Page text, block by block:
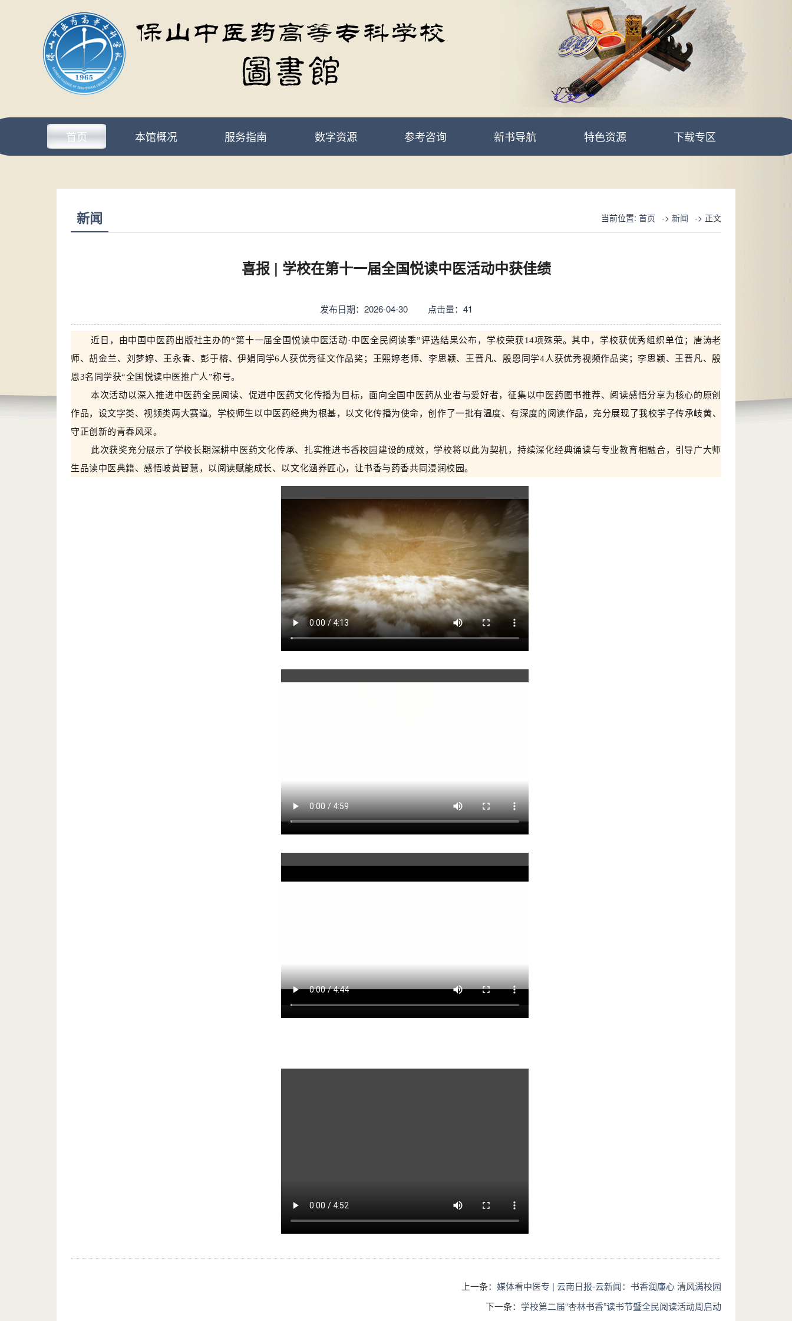
首页 本馆概况 服务指南 数字资源 参考咨询 新书导航 特色资源 下载专区
新闻 当前位置: 首页 -> 新闻 -> 正文
喜报 | 学校在第十一届全国悦读中医活动中获佳绩
发布日期：2026-04-30 点击量： 41
近日 ，由中国中医药出版社主办的“第十一届全国悦读中医活动·中医全民阅读季”评选结果公布，学校荣获14项殊荣。其中，学校获优秀组织单位 ； 唐涛老
师、胡金兰、 刘梦婷、王永香、彭于榕、伊娟同学6 人获优秀征文作品奖 ； 王熙婷老师、李思颖、王晋凡、殷恩同学4人获优秀视频作品奖 ；李思颖、王晋凡、殷
恩3名同学获“全国 悦读中医推广人”称号。
本次活动以深入推进中医药全民阅读、 促进中医药文化传播为目标，面向全国中医药从业者与爱好者，征集以中医药图书推荐、阅读感悟分享为核心的原创
作品，设文字类、视频类两大赛道。 学校师生以中医药经典为根基，以文化传播为使命，创作了一批有温度、有深度的阅读作品 ， 充分展现了我校学子传承岐黄、
守正创新的青春风采。
此次获奖充分展示了学校长期深耕中医药文化传承、扎实推进书香校园建设的成效，学校将以此为契机，持续深化经典诵读与专业教育相融合，引导广大师
生品读中医典籍、感悟岐黄智慧，以阅读赋能成长、以文化涵养匠心， 让书香与药香共同浸润校园。
上一条： 媒体看中医专 | 云南日报-云新闻：书香润廉心 清风满校园
下一条： 学校第二届“杏林书香”读书节暨全民阅读活动周启动